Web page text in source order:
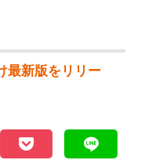
最新版をリリー